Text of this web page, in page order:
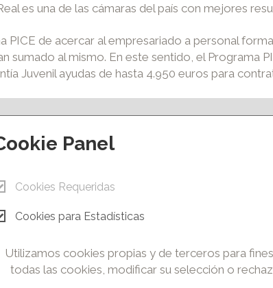
es una de las cámaras del país con mejores
PICE de acercar al empresariado a personal
sumado al mismo. En este sentido, el Programa
Juvenil ayudas de hasta 4.950 euros para
Formación y eventos
PRÓXIMAS ACCIONES
CAMPUS VIRTUAL
e Industria de Ciudad Real. Todos los
Panel
Cookies Requeridas
Cookies para Estadísticas
Utilizamos cookies propias y de terceros para
todas las cookies, modificar su selección o